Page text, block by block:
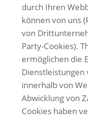
durch Ihren
können von uns
von
Party-Cookies).
ermöglichen die
innerhalb von
Abwicklung von
Cookies haben